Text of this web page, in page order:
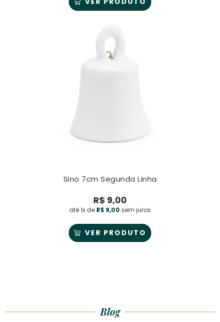
Sino 7cm Segunda Linha
R$ 9,00
até 1x de R$ 9,00 sem juros
VER PRODUTO
Blog